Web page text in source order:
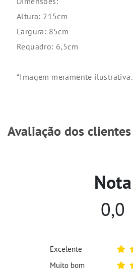
Altura: 215cm
Largura: 85cm
Requadro: 6,5cm
*Imagem meramente ilustrativa.
Avaliação dos clientes
Nota
0,0
Excelente
Muito bom